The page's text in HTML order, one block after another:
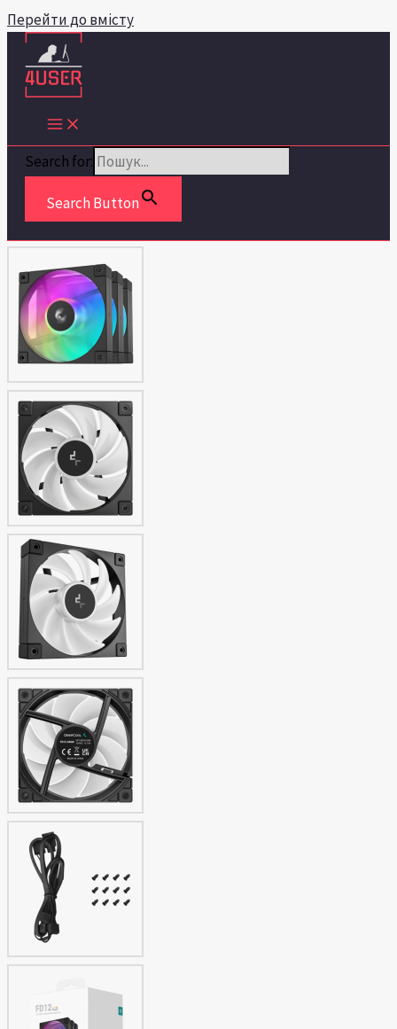
Перейти до вмісту
Search for:
Search Button